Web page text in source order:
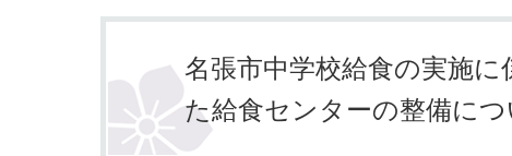
斎場・墓園・墓地
防災・防犯・消防・行方不明
スポーツ
被災者支援
市民センター・市民活動・交流施
市政へのご意見
市の人事・職員採用
入札・契約
観光業
名張市中学校給食の実施
た給食センターの整備につ